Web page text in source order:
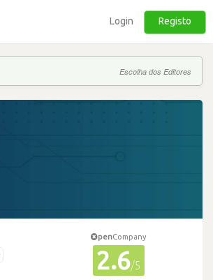
Login Registo
Escolha dos Editores
penCompany
2.6/5